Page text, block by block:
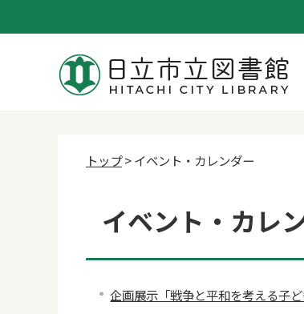
トップ> イベント・カレンダー
イベント・カレ
企画展示「戦争と平和を考える子